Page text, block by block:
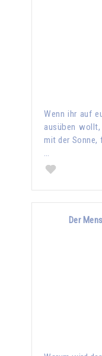
Wenn ihr auf
ausüben
mit der Sonne,
…
Der